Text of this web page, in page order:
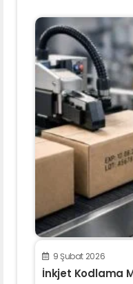
9 Şubat 2026
İnkjet Kodlama